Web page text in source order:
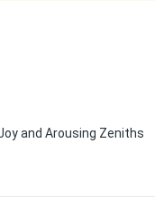
and Arousing Zeniths